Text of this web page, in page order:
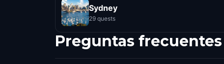
Sydney
29 quests
Preguntas frecuentes